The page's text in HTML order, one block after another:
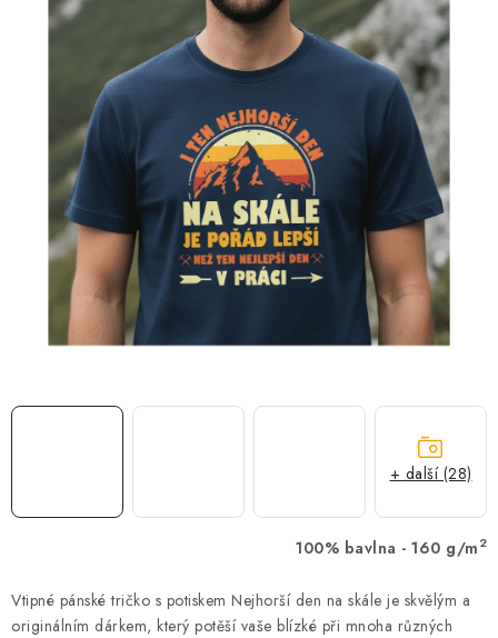
MÁM SRDCE POMÁHÁM
VÁNOCE
PROVIZNÍ SYSTÉM
Časté otázky
Doprava a platba
Obchodní podmínky
Zásady zpracování ochrany osobních údajů
Napište nám
100% bavlna - 160 g/m 2
Vtipné pánské tričko s potiskem Nejhorší den na skále je skvělým a
originálním dárkem, který potěší vaše blízké při mnoha různých
+ další (28)